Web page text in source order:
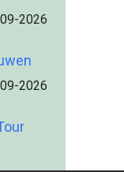
2026
2026